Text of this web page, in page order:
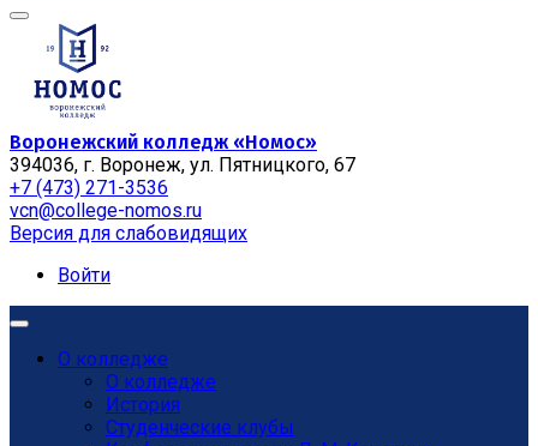
Воронежский колледж «Номос»
394036, г. Воронеж, ул. Пятницкого, 67
+7 (473) 271-3536
vcn@college-nomos.ru
Версия для слабовидящих
Войти
О колледже
О колледже
История
Студенческие клубы